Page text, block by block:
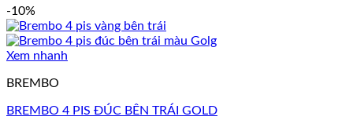
-10%
Xem nhanh
BREMBO
BREMBO 4 PIS ĐÚC BÊN TRÁI GOLD